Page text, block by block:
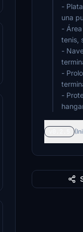
-
una
-
tenis,
-
-
-